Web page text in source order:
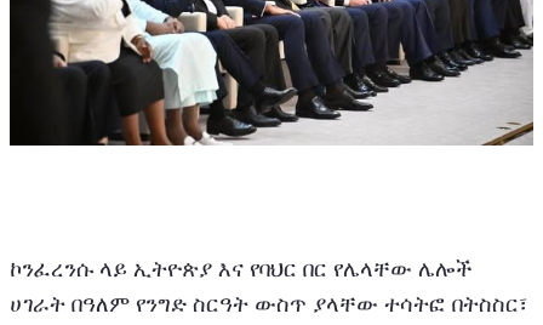
ኮንፈረንሱ ላይ ኢትዮጵያ እና የባህር በር የሌላቸው ሌሎች
ሀገራት በዓለም የንግድ ስርዓት ውስጥ ያላቸው ተሳትፎ በትስስር፣